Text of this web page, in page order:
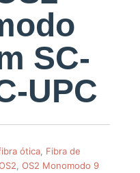
SC-
UPC
ótica Fibra de
,OS2 Monomodo 9